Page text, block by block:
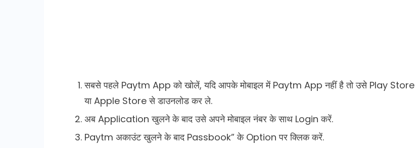
सबसे पहले Paytm App को खोलें, यदि आपके मोबाइल में Paytm App नहीं है तो उसे Play Store
या Apple Store से डाउनलोड कर ले.
अब Application खुलने के बाद उसे अपने मोबाइल नंबर के साथ Login करें.
Paytm अकाउंट खुलने के बाद Passbook” के Option पर क्लिक करें.